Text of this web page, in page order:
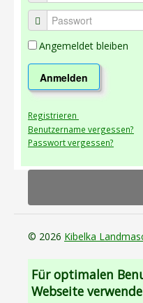
Angemeldet bleiben
Anmelden
Registrieren
Benutzername vergessen?
Passwort vergessen?
© 2026 Kibelka
Für optimalen
Webseite